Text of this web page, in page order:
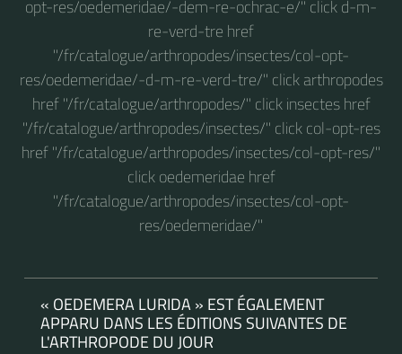
opt-res/oedemeridae/-dem-re-ochrac-e/" click d-m-
re-verd-tre href
"/fr/catalogue/arthropodes/insectes/col-opt-
res/oedemeridae/-d-m-re-verd-tre/" click arthropodes
href "/fr/catalogue/arthropodes/" click insectes href
"/fr/catalogue/arthropodes/insectes/" click col-opt-res
href "/fr/catalogue/arthropodes/insectes/col-opt-res/"
click oedemeridae href
"/fr/catalogue/arthropodes/insectes/col-opt-
res/oedemeridae/"
« OEDEMERA LURIDA » EST ÉGALEMENT
APPARU DANS LES ÉDITIONS SUIVANTES DE
L'ARTHROPODE DU JOUR